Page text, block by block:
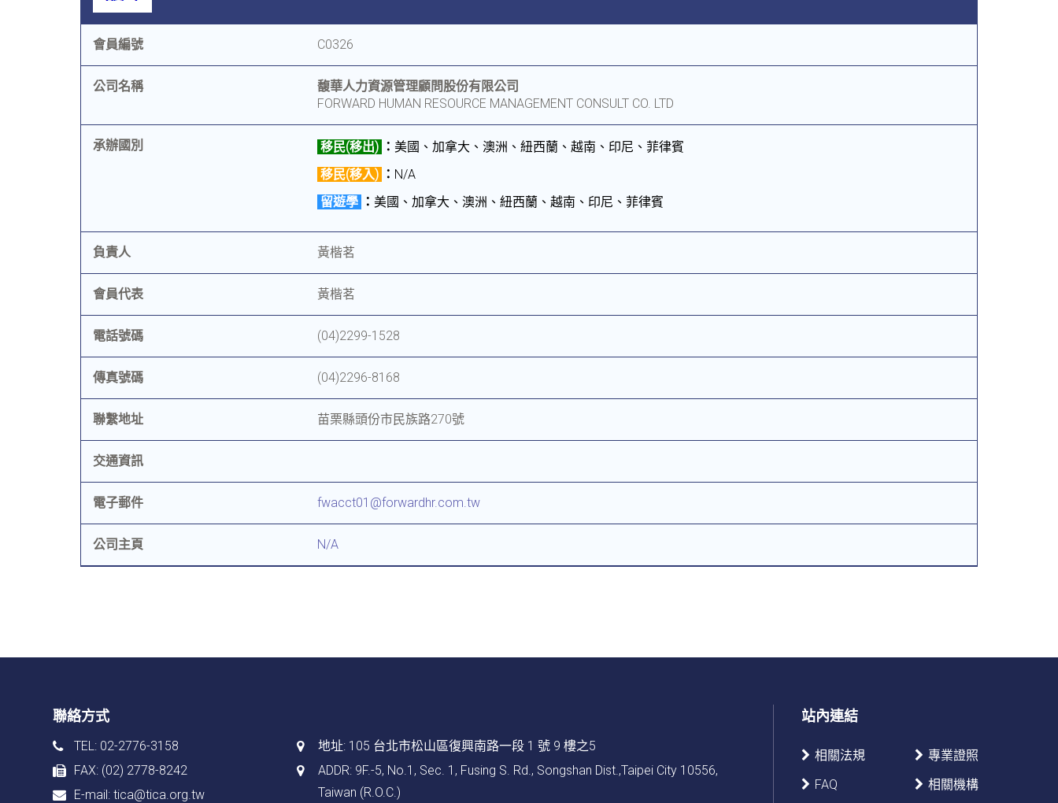
會員編號 C0326
公司名稱
馥華人力資源管理顧問股份有限公司
FORWARD HUMAN RESOURCE MANAGEMENT CONSULT CO. LTD
承辦國別 移民(移出) ： 美國、加拿大、澳洲、紐西蘭、越南、印尼、菲律賓
移民(移入) ： N/A
留遊學 ： 美國、加拿大、澳洲、紐西蘭、越南、印尼、菲律賓
負責人 黃楷茗
會員代表 黃楷茗
電話號碼 (04)2299-1528
傳真號碼 (04)2296-8168
聯繫地址 苗栗縣頭份市民族路270號
交通資訊
電子郵件 fwacct01@forwardhr.com.tw
公司主頁 N/A
聯絡方式
TEL: 02-2776-3158
FAX: (02) 2778-8242
E-mail:tica@tica.org.tw
地址: 105 台北市松山區復興南路一段 1 號 9 樓之5
ADDR: 9F.-5, No.1, Sec. 1, Fusing S. Rd., Songshan Dist.,Taipei City 10556,
Taiwan (R.O.C.)
站內連結
相關法規
專業證照
FAQ
相關機構